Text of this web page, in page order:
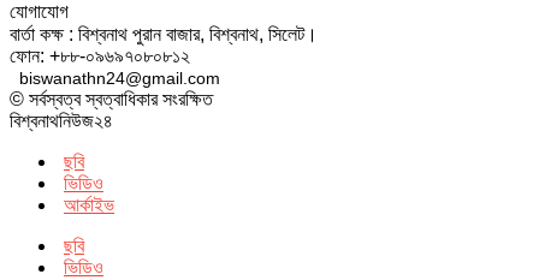
যোগাযোগ
বার্তা কক্ষ : বিশ্বনাথ পুরান বাজার, বিশ্বনাথ, সিলেট।
ফোন: +৮৮-০৯৬৯৭০৮০৮১২
biswanathn24@gmail.com
© সর্বস্বত্ব স্বত্বাধিকার সংরক্ষিত
বিশ্বনাথনিউজ২৪
ছবি
ভিডিও
আর্কাইভ
ছবি
ভিডিও